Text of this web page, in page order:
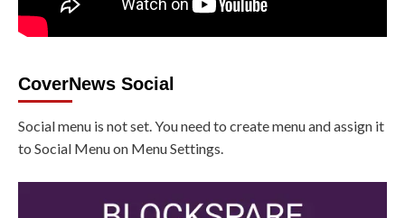
CoverNews Social
Social menu is not set. You need to create menu and assign it
to Social Menu on Menu Settings.